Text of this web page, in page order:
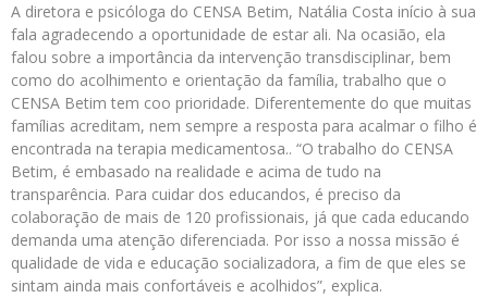
A diretora e psicóloga do CENSA Betim, Natália Costa início à sua
fala agradecendo a oportunidade de estar ali. Na ocasião, ela
falou sobre a importância da intervenção transdisciplinar, bem
como do acolhimento e orientação da família, trabalho que o
CENSA Betim tem coo prioridade. Diferentemente do que muitas
famílias acreditam, nem sempre a resposta para acalmar o filho é
encontrada na terapia medicamentosa.. “O trabalho do CENSA
Betim, é embasado na realidade e acima de tudo na
transparência. Para cuidar dos educandos, é preciso da
colaboração de mais de 120 profissionais, já que cada educando
demanda uma atenção diferenciada. Por isso a nossa missão é
qualidade de vida e educação socializadora, a fim de que eles se
sintam ainda mais confortáveis e acolhidos”, explica.